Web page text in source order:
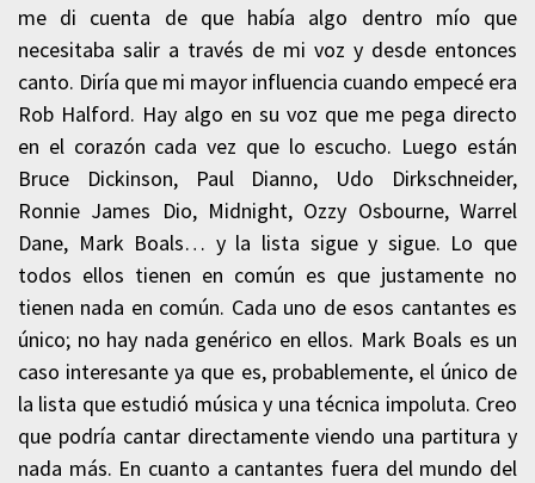
me di cuenta de que había algo dentro mío que
necesitaba salir a través de mi voz y desde entonces
canto. Diría que mi mayor influencia cuando empecé era
Rob Halford. Hay algo en su voz que me pega directo
en el corazón cada vez que lo escucho. Luego están
Bruce Dickinson, Paul Dianno, Udo Dirkschneider,
Ronnie James Dio, Midnight, Ozzy Osbourne, Warrel
Dane, Mark Boals… y la lista sigue y sigue. Lo que
todos ellos tienen en común es que justamente no
tienen nada en común. Cada uno de esos cantantes es
único; no hay nada genérico en ellos. Mark Boals es un
caso interesante ya que es, probablemente, el único de
la lista que estudió música y una técnica impoluta. Creo
que podría cantar directamente viendo una partitura y
nada más. En cuanto a cantantes fuera del mundo del